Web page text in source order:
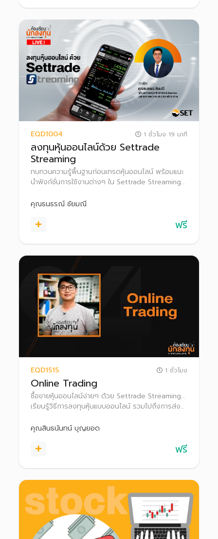
EQD1004 1 ชั่วโมง 19 นาที
ลงทุนหุ้นออนไลน์ด้วย Settrade
Streaming
ทบทวนความรู้พื้นฐานก่อนเทรดหุ้นออนไลน์ พร้อมแนะ
นำฟังก์ชั่นการใช้งานต่างๆ ใน Settrade Streaming
คุณธนธรณ์ ชัยมณี
ฟรี
EQD1515 1 ชั่วโมง
Online Trading
ซื้อขายหุ้นออนไลน์ง่ายๆ ด้วย Settrade Streaming...
เรียนรู้วิธีการลงทุนหุ้นแบบออนไลน์ รวมไปถึงการส่ง
Streaming เพื่อใช้เป็นตัวช่วยในการลงทุน
คุณสินธนันทน์ บุญยอด
ฟรี